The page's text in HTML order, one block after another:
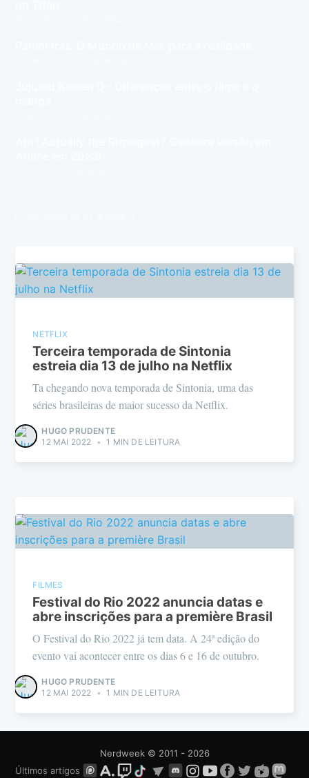
NETFLIX
Terceira temporada de Sintonia
estreia dia 13 de julho na Netflix
Ta chegando nova temporada de Sintonia, uma das
séries brasileiras de maior sucesso da Netflix.
HUGO PRUDENTE
12 MAI 2022
• 1 MIN DE LEITURA
FILMES
Festival do Rio 2022 anuncia datas e
abre inscrições para a première Brasil
O Festival do Rio 2022 já tem data. A 24ª edição do
evento vai acontecer entre os dias 6 e 16 de outubro.
HUGO PRUDENTE
12 MAI 2022
• 1 MIN DE LEITURA
Nerdweek© 2011 - 2026
Últimos artigos